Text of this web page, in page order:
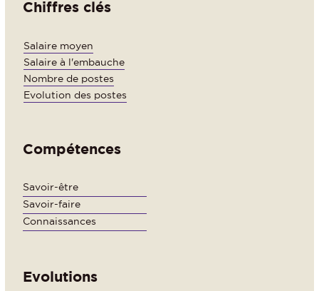
Chiffres clés
Salaire moyen
Salaire à l'embauche
Nombre de postes
Evolution des postes
Compétences
Savoir-être
Savoir-faire
Connaissances
Evolutions